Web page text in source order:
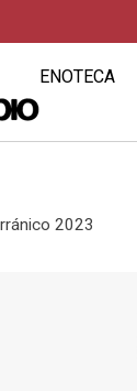
ENOTECA
2023